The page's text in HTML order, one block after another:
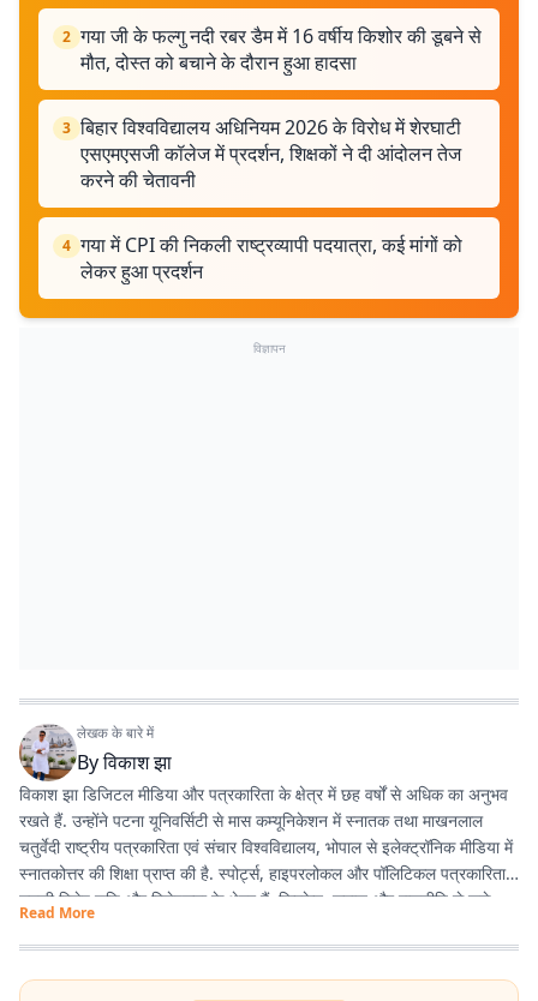
2 गया जी के फल्गु नदी रबर डैम में 16 वर्षीय किशोर की डूबने से
मौत, दोस्त को बचाने के दौरान हुआ हादसा
3 बिहार विश्वविद्यालय अधिनियम 2026 के विरोध में शेरघाटी
एसएमएसजी कॉलेज में प्रदर्शन, शिक्षकों ने दी आंदोलन तेज
करने की चेतावनी
4 गया में CPI की निकली राष्ट्रव्यापी पदयात्रा, कई मांगों को
लेकर हुआ प्रदर्शन
विज्ञापन
लेखक के बारे में
Byविकाश झा
विकाश झा डिजिटल मीडिया और पत्रकारिता के क्षेत्र में छह वर्षों से अधिक का अनुभव
रखते हैं. उन्होंने पटना यूनिवर्सिटी से मास कम्यूनिकेशन में स्नातक तथा माखनलाल
चतुर्वेदी राष्ट्रीय पत्रकारिता एवं संचार विश्वविद्यालय, भोपाल से इलेक्ट्रॉनिक मीडिया में
स्नातकोत्तर की शिक्षा प्राप्त की है. स्पोर्ट्स, हाइपरलोकल और पॉलिटिकल पत्रकारिता
उनकी विशेष रुचि और विशेषज्ञता के क्षेत्र हैं. क्रिकेट, समाज और राजनीति से जुड़े
विषयों पर उनकी विशेष पकड़ है. वे तथ्य आधारित, प्रभावशाली और पाठक-केंद्रित
कंटेंट तैयार करने में रुचि रखते हैं.
Read More